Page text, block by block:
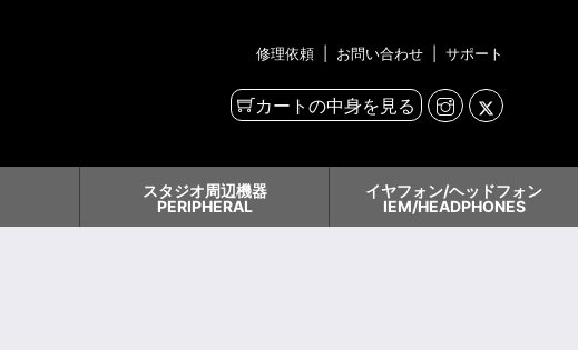
修理依頼 お問い合わせ サポート
カートの中身を見る
スタジオ周辺機器
PERIPHERAL
イヤフォン/ヘッドフォン
IEM/HEADPHONES